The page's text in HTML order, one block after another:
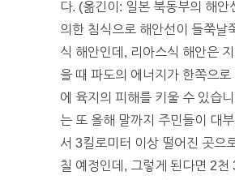
다. (옮긴이: 일본 북동부의 해안
의한 침식으로 해안선이 들쭉날
식 해안인데, 리아스식 해안은
을 때 파도의 에너지가 한쪽으로
에 육지의 피해를 키울 수 있습니
는 또 올해 말까지 주민들이 대
서 3킬로미터 이상 떨어진 곳으
칠 예정인데, 그렇게 된다면 2천